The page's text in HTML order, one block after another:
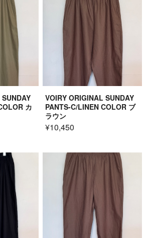
カ
VOIRY ORIGINAL SUNDAY
PANTS-C/LINEN COLOR ブ
ラウン
¥10,450